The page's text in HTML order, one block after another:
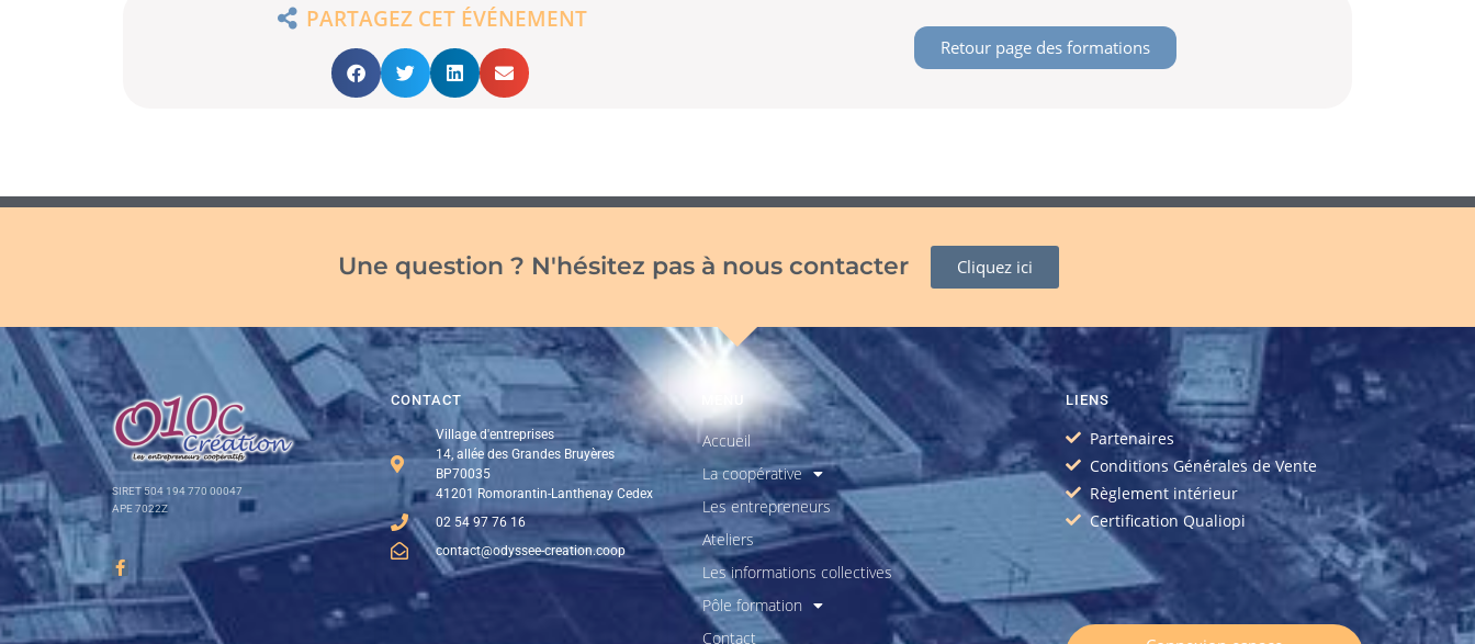
PARTAGEZ CET ÉVÉNEMENT
Retour page des formations
Une question ? N'hésitez pas à nous contacter Cliquez ici
SIRET 504 194 770 00047
APE 7022Z
CONTACT
Village d'entreprises
14, allée des Grandes Bruyères
BP70035
41201 Romorantin-Lanthenay Cedex
02 54 97 76 16
contact@odyssee-creation.coop
Accueil
La coopérative
Les entrepreneurs
Ateliers
Les informations collectives
Pôle formation
Contact
LIENS
Partenaires
Conditions Générales de Vente
Règlement intérieur
Certification Qualiopi